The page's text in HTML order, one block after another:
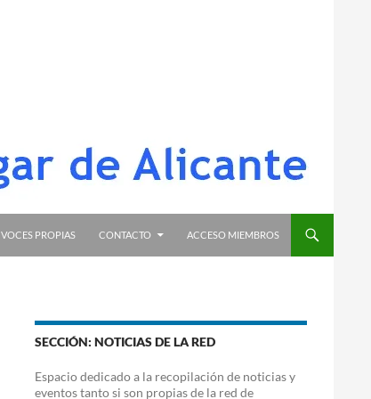
VOCES PROPIAS CONTACTO ACCESO MIEMBROS
SECCIÓN: NOTICIAS DE LA RED
Espacio dedicado a la recopilación de noticias y
eventos tanto si son propias de la red de